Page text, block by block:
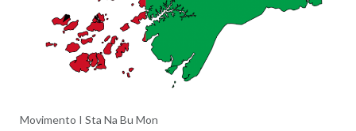
Movimento I Sta Na Bu Mon